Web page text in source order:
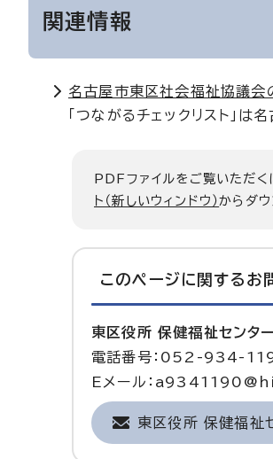
関連情報
名古屋市東区社会福祉協議会
「つながるチェックリスト」
PDFファイルをご覧いただく
ト（新しいウィンドウ）からダウ
このページに関する お
東区役所 保健福祉センタ
電話番号：052-934-
Eメール：
東区役所 保健福祉